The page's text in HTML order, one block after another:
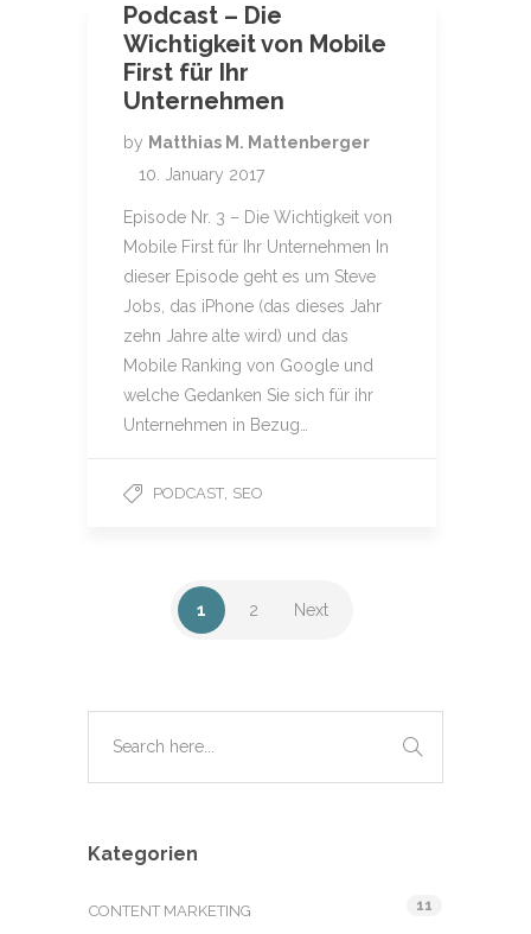
Podcast – Die
Wichtigkeit von Mobile
First für Ihr
Unternehmen
by Matthias M. Mattenberger
10. January 2017
Episode Nr. 3 – Die Wichtigkeit von
Mobile First für Ihr Unternehmen In
dieser Episode geht es um Steve
Jobs, das iPhone (das dieses Jahr
zehn Jahre alte wird) und das
Mobile Ranking von Google und
welche Gedanken Sie sich für ihr
Unternehmen in Bezug…
PODCAST SEO
1 2 Next
Kategorien
CONTENT MARKETING 11